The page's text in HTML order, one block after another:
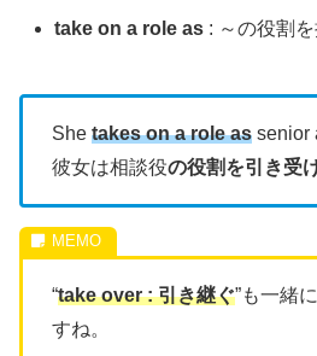
take on a role as : ～の役割を
She takes on a role as senior
彼女は相談役の役割を引き受
“take over : 引き継ぐ”も一緒
すね。